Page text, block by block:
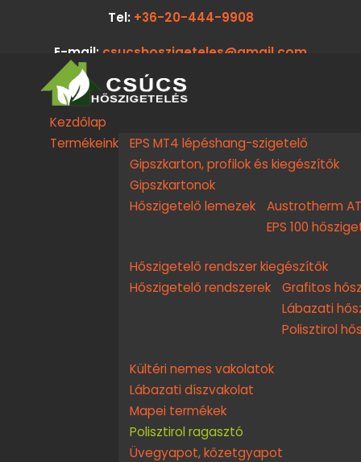
Tel: +36-20-444-9908
E-mail: csucshoszigeteles@gmail.com
Kezdőlap
Termékeink
EPS MT4 lépéshang-szigetelő
Gipszkarton, profilok és kiegészítők
Gipszkartonok
Hőszigetelő lemezek
Austrotherm
EPS 100
Hőszigetelő rendszer kiegészítők
Hőszigetelő rendszerek
Grafitos
Lábazati
Polisztirol
Kültéri nemes vakolatok
Lábazati díszvakolat
Mapei termékek
Polisztirol ragasztó
Üvegyapot, kőzetgyapot